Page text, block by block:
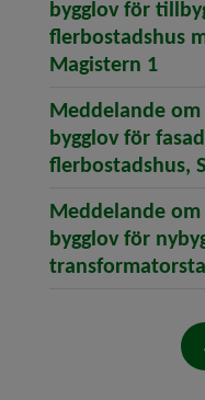
bygglov för
flerbostadshus
Magistern 1
Meddelande
bygglov för
flerbostadshus,
Meddelande
bygglov för